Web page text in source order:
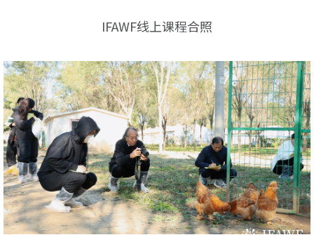
IFAWF线上课程合照